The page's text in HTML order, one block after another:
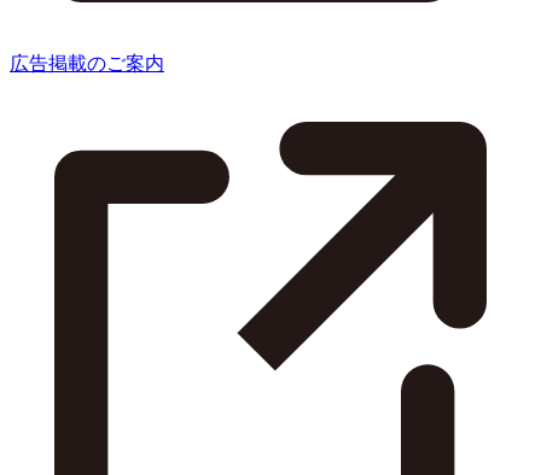
広告掲載のご案内